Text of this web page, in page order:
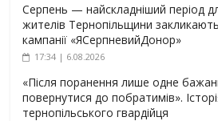
Серпень — найскладніший період
жителів Тернопільщини
кампанії «ЯСерпневийДонор»
17:34 | 6.08.2026
«Після поранення лише одне
повернутися до побратимів».
тернопільського гвардійця